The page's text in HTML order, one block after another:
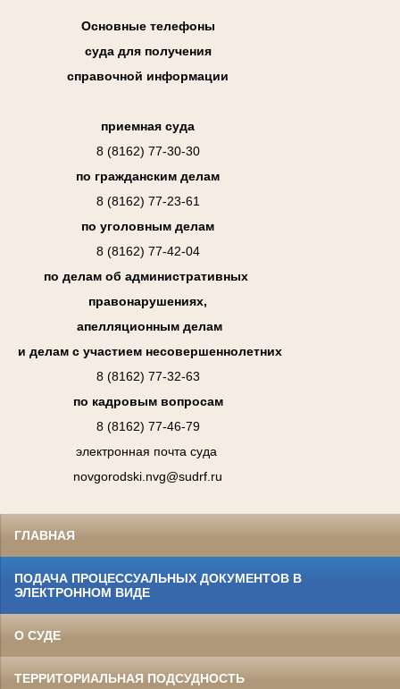
Основные телефоны
суда для получения
справочной информации
приемная суда
8 (8162) 77-30-30
по гражданским делам
8 (8162) 77-23-61
по уголовным делам
8 (8162) 77-42-04
по делам об административных
правонарушениях,
апелляционным делам
и делам с участием несовершеннолетних
8 (8162) 77-32-63
по кадровым вопросам
8 (8162) 77-46-79
электронная почта суда
novgorodski.nvg@sudrf.ru
ГЛАВНАЯ
ПОДАЧА ПРОЦЕССУАЛЬНЫХ ДОКУМЕНТОВ В
ЭЛЕКТРОННОМ ВИДЕ
О СУДЕ
ТЕРРИТОРИАЛЬНАЯ ПОДСУДНОСТЬ